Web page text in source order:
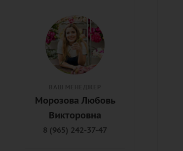
Морозова Любовь
Викторовна
8 (965) 242-37-47